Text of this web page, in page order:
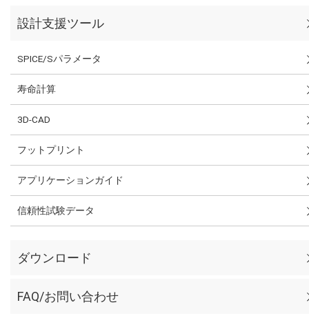
設計支援ツール
SPICE/Sパラメータ
寿命計算
3D-CAD
フットプリント
アプリケーションガイド
信頼性試験データ
ダウンロード
FAQ/お問い合わせ